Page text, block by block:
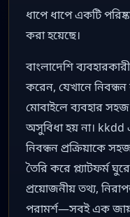
ধাপে ধাপে একটি
করা হয়েছে।
বাংলাদেশি
করেন, যেখানে
মোবাইলে ব্যবহার সহজ
অসুবিধা হয় না। kkdd
নিবন্ধন প্রক্রিয়াকে
তৈরি করে প্ল্যাটফর্ম
প্রয়োজনীয় তথ্য,
পরামর্শ—সবই এক